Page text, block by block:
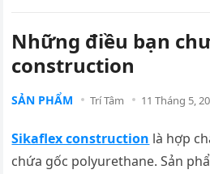
Những điều bạn
construction
SẢN PHẨM Trí Tâm 11 Tháng 5,
Sikaflex construction là hợp
chứa gốc polyurethane. Sản